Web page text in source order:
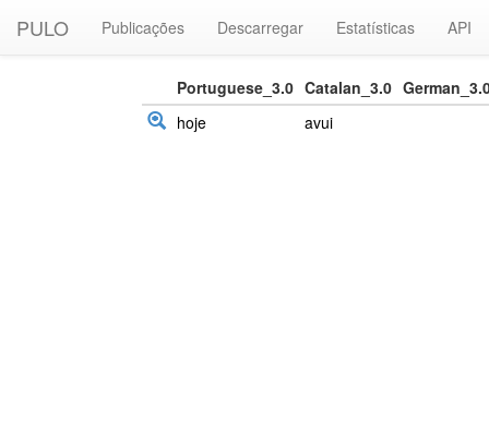
PULO Publicações Descarregar Estatísticas API
Portuguese_3.0 Catalan_3.0
hoje
avui